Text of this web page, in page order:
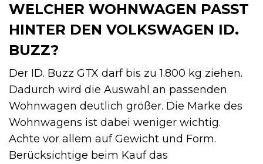
WELCHER WOHNWAGEN PASST
HINTER DEN VOLKSWAGEN ID.
BUZZ?
Der ID. Buzz GTX darf bis zu 1.800 kg ziehen.
Dadurch wird die Auswahl an passenden
Wohnwagen deutlich größer. Die Marke des
Wohnwagens ist dabei weniger wichtig.
Achte vor allem auf Gewicht und Form.
Berücksichtige beim Kauf das